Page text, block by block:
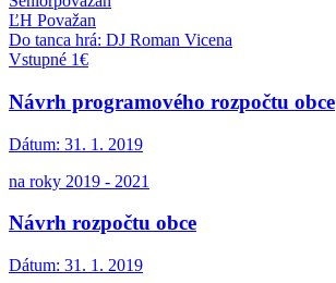
ĽH Považan
Do tanca hrá: DJ Roman Vicena
Vstupné 1€
Návrh programového rozpočtu obce
Dátum: 31. 1. 2019
na roky 2019 - 2021
Návrh rozpočtu obce
Dátum: 31. 1. 2019